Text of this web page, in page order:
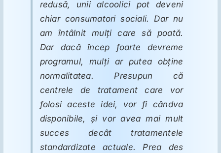
redusă, unii alcoolici pot deveni
chiar consumatori sociali. Dar nu
am întâlnit mulţi care să poată.
Dar dacă încep foarte devreme
programul, mulţi ar putea obţine
normalitatea. Presupun că
centrele de tratament care vor
folosi aceste idei, vor fi cândva
disponibile, şi vor avea mai mult
succes decât tratamentele
standardizate actuale. Prea des